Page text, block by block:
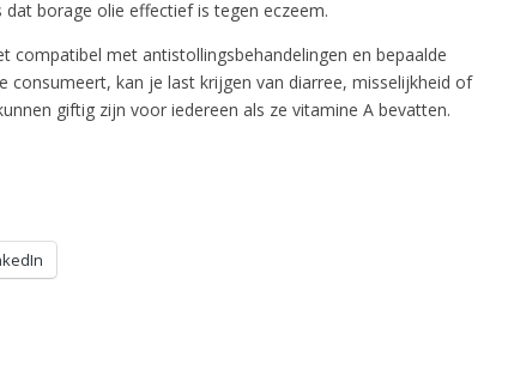
borage olie effectief is tegen eczeem.
compatibel met antistollingsbehandelingen en bepaalde
consumeert, kan je last krijgen van diarree, misselijkheid of
giftig zijn voor iedereen als ze vitamine A bevatten.